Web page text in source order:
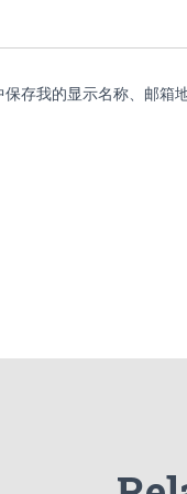
存我的显示名称、邮箱